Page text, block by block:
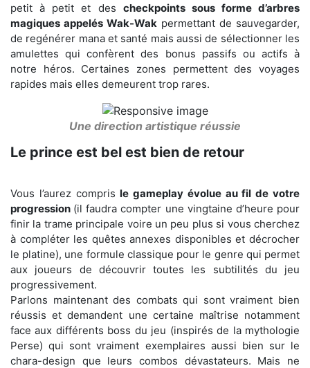
petit à petit et des checkpoints sous forme d’arbres
magiques appelés Wak-Wak permettant de sauvegarder,
de regénérer mana et santé mais aussi de sélectionner les
amulettes qui confèrent des bonus passifs ou actifs à
notre héros. Certaines zones permettent des voyages
rapides mais elles demeurent trop rares.
Une direction artistique réussie
Le prince est bel est bien de retour
Vous l’aurez comprisle gameplay évolue au fil de votre
progression (il faudra compter une vingtaine d’heure pour
finir la trame principale voire un peu plus si vous cherchez
à compléter les quêtes annexes disponibles et décrocher
le platine), une formule classique pour le genre qui permet
aux joueurs de découvrir toutes les subtilités du jeu
progressivement.
Parlons maintenant des combats qui sont vraiment bien
réussis et demandent une certaine maîtrise notamment
face aux différents boss du jeu (inspirés de la mythologie
Perse) qui sont vraiment exemplaires aussi bien sur le
chara-design que leurs combos dévastateurs. Mais ne